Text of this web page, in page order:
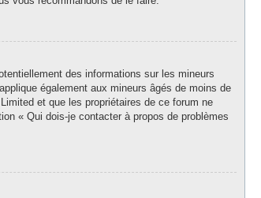
des informations sur les mineurs
également aux mineurs âgés de moins de
et que les propriétaires de ce forum ne
« Qui dois-je contacter à propos de problèmes